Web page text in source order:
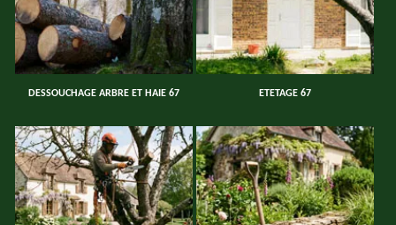
DESSOUCHAGE ARBRE ET HAIE 67 ETETAGE 67